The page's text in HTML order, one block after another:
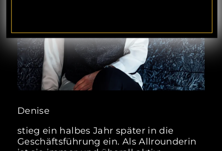
Denise
stieg ein halbes Jahr später in die
Geschäftsführung ein. Als Allrounderin